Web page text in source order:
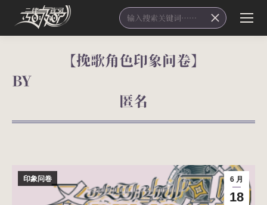
Search:
【挽歌角色印象问卷】
匿名
您在这里：
6 月
18
印象问卷